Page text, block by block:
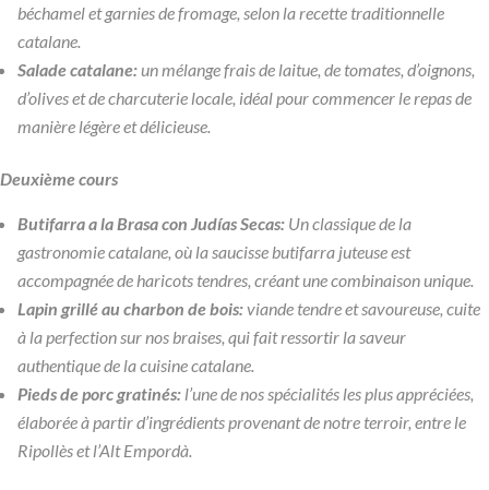
béchamel et garnies de fromage, selon la recette traditionnelle
catalane.
Salade catalane:un mélange frais de laitue, de tomates, d’oignons,
d’olives et de charcuterie locale, idéal pour commencer le repas de
manière légère et délicieuse.
Deuxième cours
Butifarra a la Brasa con Judías Secas: Un classique de la
gastronomie catalane, où la saucisse butifarra juteuse est
accompagnée de haricots tendres, créant une combinaison unique.
Lapin grillé au charbon de bois:viande tendre et savoureuse, cuite
à la perfection sur nos braises, qui fait ressortir la saveur
authentique de la cuisine catalane.
Pieds de porc gratinés: l’une de nos spécialités les plus appréciées,
élaborée à partir d’ingrédients provenant de notre terroir, entre le
Ripollès et l’Alt Empordà.